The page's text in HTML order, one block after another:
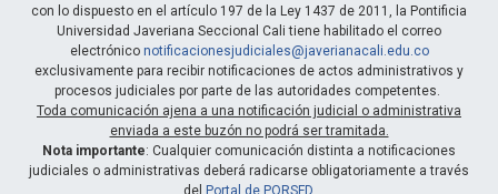
con lo dispuesto en el artículo 197 de la Ley 1437 de 2011, la Pontificia
Universidad Javeriana Seccional Cali tiene habilitado el correo
electrónico notificacionesjudiciales@javerianacali.edu.co
exclusivamente para recibir notificaciones de actos administrativos y
procesos judiciales por parte de las autoridades competentes.
Toda comunicación ajena a una notificación judicial o administrativa
enviada a este buzón no podrá ser tramitada.
Nota importante: Cualquier comunicación distinta a notificaciones
judiciales o administrativas deberá radicarse obligatoriamente a través
del Portal de PQRSFD.